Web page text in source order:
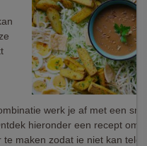
werk je af met een
hieronder een recept om
maken zodat ie niet kan